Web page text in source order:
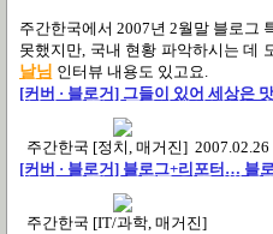
주간한국에서 2007년 2월말 블로그
못했지만, 국내 현황 파악하시는 데
날님 인터뷰 내용도 있고요.
[커버 · 블로거 ] 그들이 있어 세상은
주간한국 [정치, 매거진] 2007.02.26
[커버 · 블로거 ] 블로그+리포터… 블
주간한국 [IT/과학, 매거진]